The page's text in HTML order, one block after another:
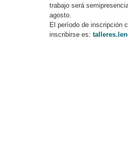
trabajo será
agosto.
El período de inscripción
inscribirse es: